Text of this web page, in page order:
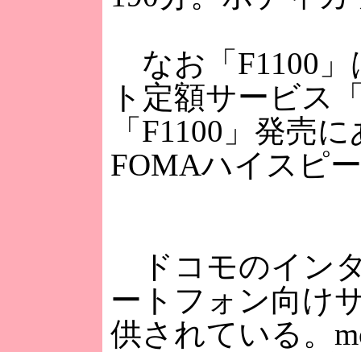
なお「F1100」
ト定額サービス
「F1100」発売
FOMAハイスピ
ドコモのイン
ートフォン向け
供されている。